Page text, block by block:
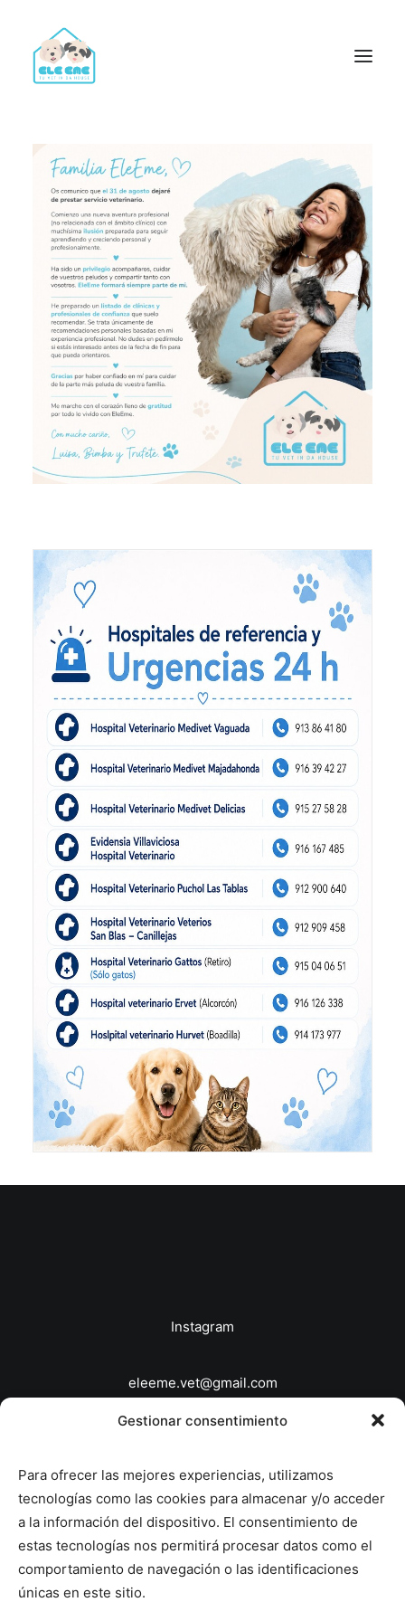
Gestionar consentimiento
Para ofrecer las mejores experiencias, utilizamos
tecnologías como las cookies para almacenar y/o acceder
a la información del dispositivo. El consentimiento de
estas tecnologías nos permitirá procesar datos como el
comportamiento de navegación o las identificaciones
únicas en este sitio.
Trámites y Certificados para Viajar con Perros y Gatos
Vacunación y Desparasitación
Consulta Veterinaria
Análisis Clínicos Veterinarios a Domicilio
Servicio de Ecografías y Ecocardiografías para perros y
Identificación y Documentación para Perros y Gatos
Radiografías, Cirugías, Endoscopias y Limpiezas Dentales
Certificados Oficiales de Salud y Certificados PPP
Eutanasia Humanitaria para Animales a Domicilio
Blog
Veterinaria.All rights reserved
Política de Privacidad
Política de Cookies
Instagram
eleeme.vet@gmail.com